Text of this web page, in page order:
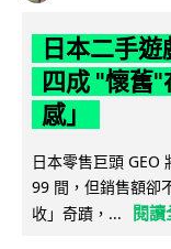
日本二手
四成 "懷舊"
感」
日本零售巨頭 GEO
99 間，但銷售額卻
收」奇蹟，...
閱讀